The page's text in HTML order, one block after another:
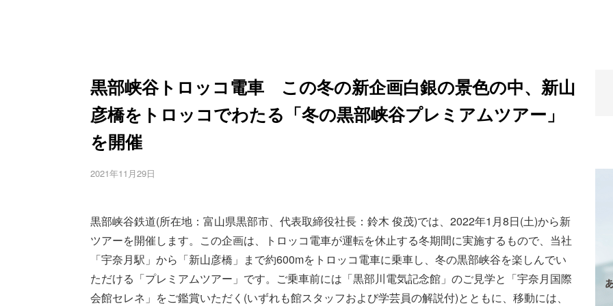
黒部峡谷トロッコ電車 この冬の新企画白銀の景色の中、新山
彦橋をトロッコでわたる「冬の黒部峡谷プレミアムツアー」
を開催
2021年11月29日
黒部峡谷鉄道(所在地：富山県黒部市、代表取締役社長：鈴木 俊茂)では、2022年1月8日(土)から新
ツアーを開催します。この企画は、トロッコ電車が運転を休止する冬期間に実施するもので、当社
「宇奈月駅」から「新山彦橋」まで約600mをトロッコ電車に乗車し、冬の黒部峡谷を楽しんでい
ただける「プレミアムツアー」です。ご乗車前には「黒部川電気記念館」のご見学と「宇奈月国際
会館セレネ」をご鑑賞いただく(いずれも館スタッフおよび学芸員の解説付)とともに、移動には、